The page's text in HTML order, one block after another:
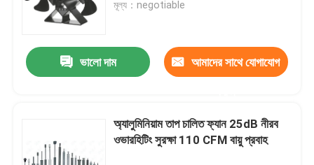
মূল্য：negotiable
ভালো দাম আমাদের সাথে যোগাযোগ
অ্যালুমিনিয়াম তাপ চালিত ফ্যান 25dB নীরব
ওভারহিটিং সুরক্ষা 110 CFM বায়ু প্রবাহ